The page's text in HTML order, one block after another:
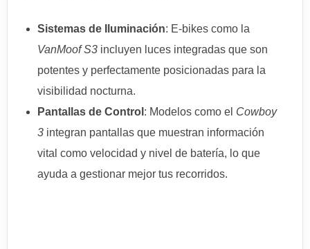
Sistemas de Iluminación: E-bikes como la
VanMoof S3incluyen luces integradas que son
potentes y perfectamente posicionadas para la
visibilidad nocturna.
Pantallas de Control : Modelos como el Cowboy
3integran pantallas que muestran información
vital como velocidad y nivel de batería, lo que
ayuda a gestionar mejor tus recorridos.